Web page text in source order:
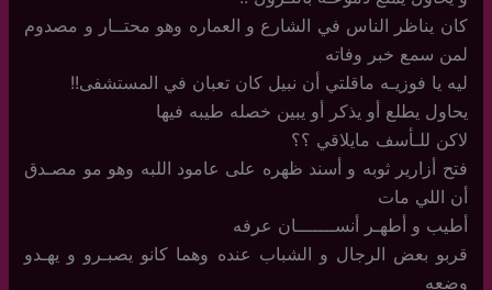
كان يناظر الناس في الشارع و العماره وهو محتــار و مصدوم
لمن سمع خبر وفاته
ليه يا فوزيـه ماقلتي أن نبيل كان تعبان في المستشفى!!
يحاول يطلع أو يذكر أو يبين خصله طيبه فيها
لاكن للـأسف مايلاقي ؟؟
فتح أزارير ثوبه و أسند ظهره على عامود اللبه وهو مو مصـدق
أن اللي مات
أطيب و أطهـر أنســـــــان عرفه
قربو بعض الرجال و الشباب عنده وهما كانو يصبـرو و يهـدو
وضعه